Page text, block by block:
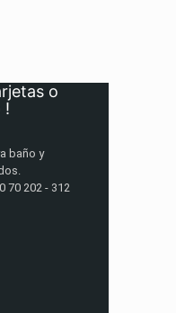
o
!
baño y
70 202 - 312